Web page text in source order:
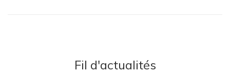
Fil d'actualités